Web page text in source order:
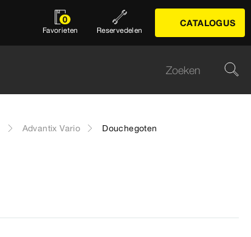
0
Favorieten Reservedelen
CATALOGUS
Advantix Vario Douchegoten